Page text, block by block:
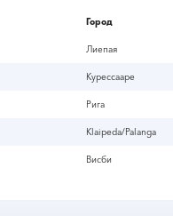
Город
Лиепая
Курессааре
Рига
Klaipeda/Palanga
Висби